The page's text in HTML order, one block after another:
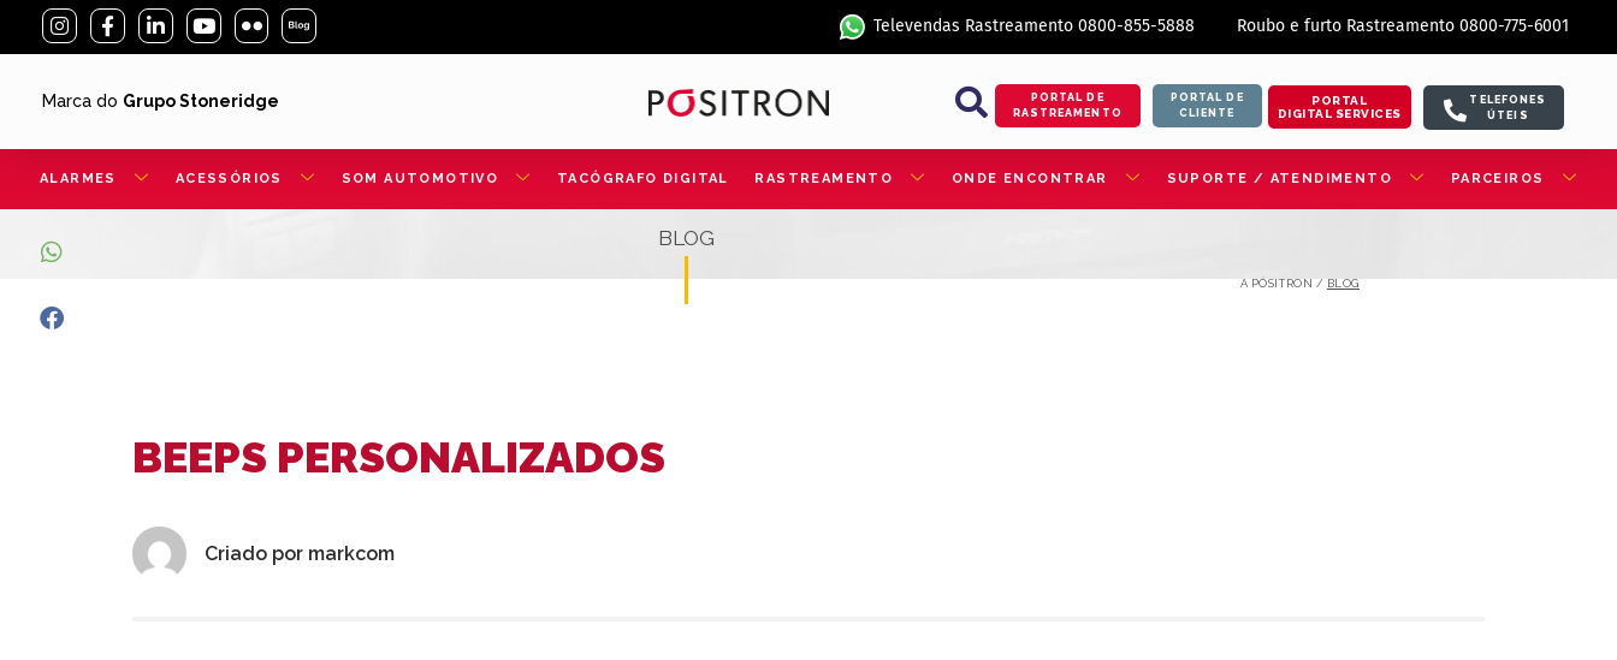
Televendas Rastreamento 0800-855-5888 Roubo e furto Rastreamento 0800-775-6001
Marca do Grupo Stoneridge
PORTAL DE
RASTREAMENTO
PORTAL DE
CLIENTE
PORTAL
DIGITAL SERVICES
TELEFONES
ÚTEIS
ALARMES ACESSÓRIOS SOM AUTOMOTIVO TACÓGRAFO DIGITAL RASTREAMENTO ONDE ENCONTRAR SUPORTE / ATENDIMENTO PARCEIROS
BLOG
A PÓSITRON /BLOG
BEEPS PERSONALIZADOS
Criado por markcom